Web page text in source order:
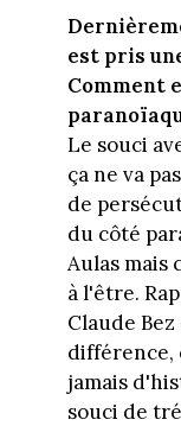
est pris
Comment
Le souci
ça ne va
de
du côté
Aulas mais
à l'être.
Claude
différence,
jamais
souci de